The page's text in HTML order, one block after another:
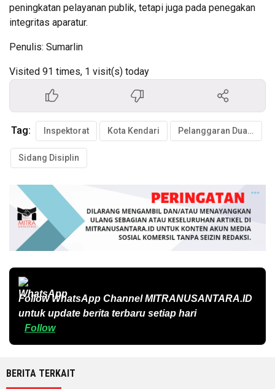
peningkatan pelayanan publik, tetapi juga pada penegakan
integritas aparatur.
Penulis: Sumarlin
Visited 91 times, 1 visit(s) today
Tag: Inspektorat Kota Kendari Pelanggaran Dua Lurah
Sidang Disiplin
Follow WhatsApp ChannelMITRANUSANTARA.ID
untuk update berita terbaru setiap hari
Follow
BERITA TERKAIT